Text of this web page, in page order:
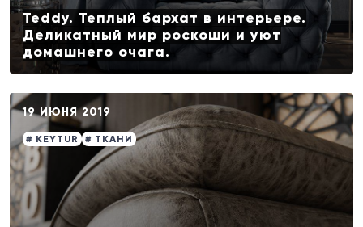
Teddy. Теплый бархат в интерьере.
Деликатный мир роскоши и уют
домашнего очага.
19 ИЮНЯ 2019
# KEYTUR # ТКАНИ